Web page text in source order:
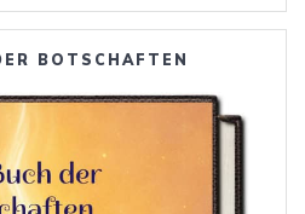
BOTSCHAFTEN